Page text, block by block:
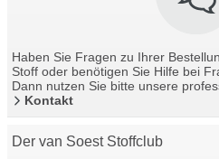
Haben Sie Fragen zu Ihrer
Stoff oder benötigen Sie Hilfe bei
Dann nutzen Sie bitte unsere
Kontakt
Der van Soest Stoffclub